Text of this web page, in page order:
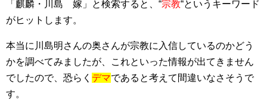
「麒麟・川島 嫁」と検索すると、“宗教“というキーワード
がヒットします。
本当に川島明さんの奥さんが宗教に入信しているのかどう
かを調べてみましたが、これといった情報が出てきません
でしたので、恐らく デマであると考えて間違いなさそうで
す。